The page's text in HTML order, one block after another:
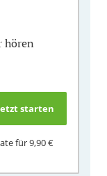
hören
für9,90 €